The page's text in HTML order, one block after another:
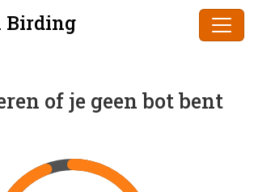
Birding
of je geen bot bent